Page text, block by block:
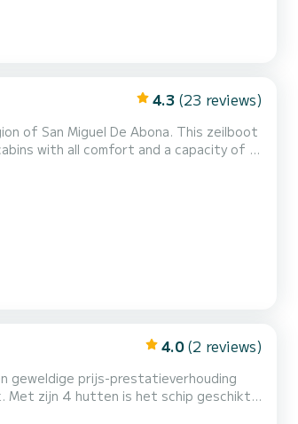
4.3 (23 reviews)
of San Miguel De Abona. This zeilboot
vacation on the water in the
4.0 (2 reviews)
geweldige prijs-prestatieverhouding